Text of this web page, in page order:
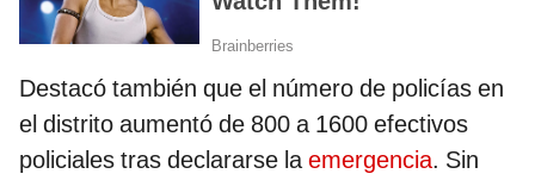
Destacó también que el número de policías en
el distrito aumentó de 800 a 1600 efectivos
policiales tras declararse laemergencia. Sin